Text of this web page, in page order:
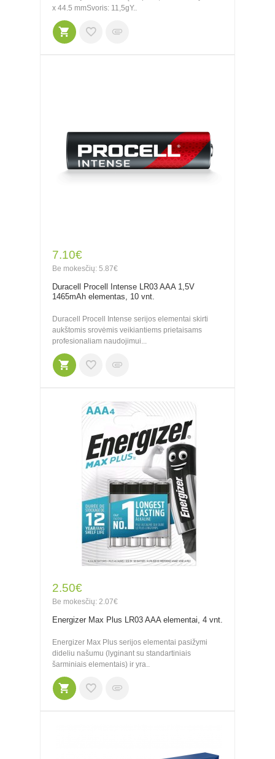
x 44.5 mmSvoris: 11,5gY..
7.10€
Be mokesčių: 5.87€
Duracell Procell Intense LR03 AAA 1,5V
1465mAh elementas, 10 vnt.
Duracell Procell Intense serijos elementai skirti
aukštomis srovėmis veikiantiems prietaisams
profesionaliam naudojimui...
2.50€
Be mokesčių: 2.07€
Energizer Max Plus LR03 AAA elementai, 4 vnt.
Energizer Max Plus serijos elementai pasižymi
dideliu našumu (lyginant su standartiniais
šarminiais elementais) ir yra..